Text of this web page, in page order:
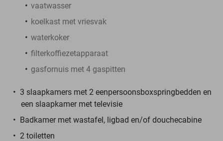
vaatwasser
koelkast met vriesvak
waterkoker
filterkoffiezetapparaat
gasfornuis met 4 gaspitten
3 slaapkamers met 2 eenpersoonsboxspringbedden en
een slaapkamer met televisie
Badkamer met wastafel, ligbad en/of douchecabine
2 toiletten